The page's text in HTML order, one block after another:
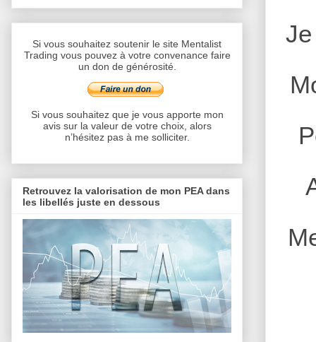
Si vous souhaitez soutenir le site Mentalist
Trading vous pouvez à votre convenance faire
un don de générosité.
Si vous souhaitez que je vous apporte mon
avis sur la valeur de votre choix, alors
n’hésitez pas à me solliciter.
Retrouvez la valorisation de mon PEA dans
les libellés juste en dessous